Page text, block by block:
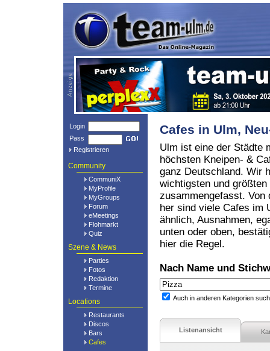
Login
Pass
Registrieren
Community
CommuniX
MyProfile
MyGroups
Forum
eMeetings
Flohmarkt
Quiz
Szene & News
Parties
Fotos
Redaktion
Termine
Locations
Restaurants
Discos
Bars
Cafes
Cafes in Ulm,
Ulm ist eine der Städte
höchsten Kneipen- &
ganz Deutschland. Wir
wichtigsten und größten
zusammengefasst. Von
her sind viele Cafes im
ähnlich, Ausnahmen,
unten oder oben,
hier die Regel.
Nach Name und
Auch in anderen Kategorien
Listenansicht